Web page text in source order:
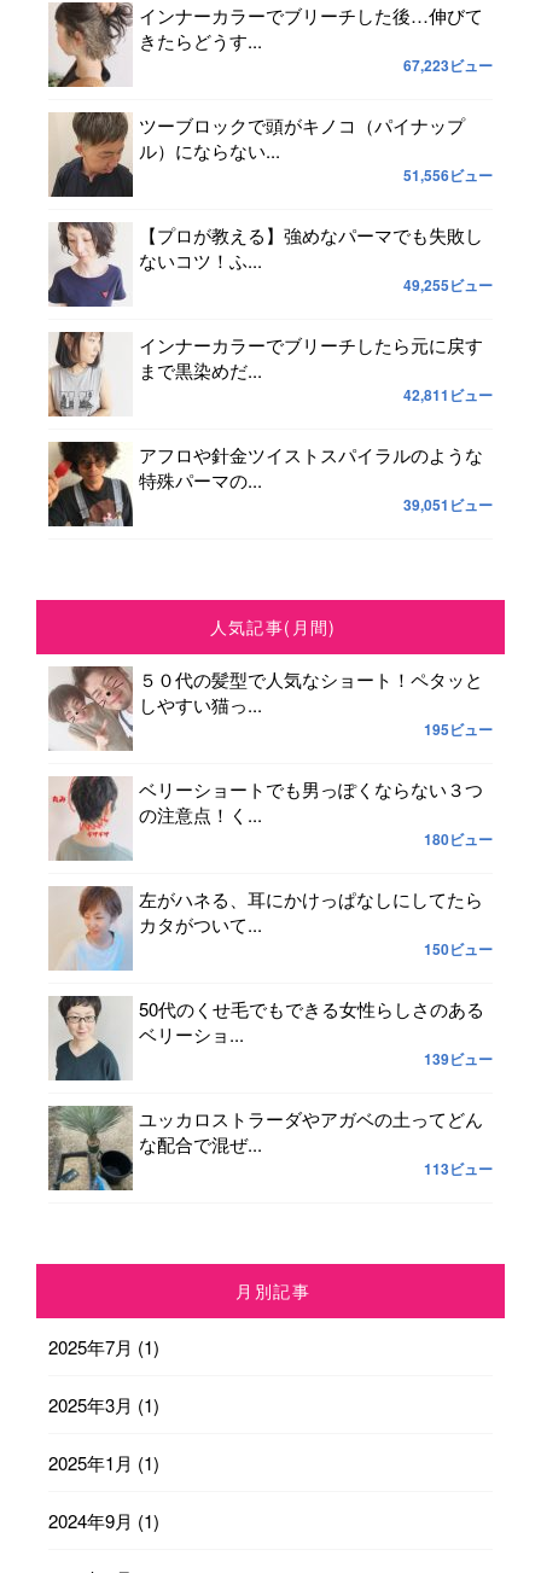
インナーカラーでブリーチした後…伸びて
きたらどうす...
67,223ビュー
ツーブロックで頭がキノコ（パイナップ
ル）にならない...
51,556ビュー
【プロが教える】強めなパーマでも失敗し
ないコツ！ふ...
49,255ビュー
インナーカラーでブリーチしたら元に戻す
まで黒染めだ...
42,811ビュー
アフロや針金ツイストスパイラルのような
特殊パーマの...
39,051ビュー
人気記事(月間)
５０代の髪型で人気なショート！ペタッと
しやすい猫っ...
195ビュー
ベリーショートでも男っぽくならない３つ
の注意点！く...
180ビュー
左がハネる、耳にかけっぱなしにしてたら
カタがついて...
150ビュー
50代のくせ毛でもできる女性らしさのある
ベリーショ...
139ビュー
ユッカロストラーダやアガベの土ってどん
な配合で混ぜ...
113ビュー
月別記事
2025年7月 (1)
2025年3月 (1)
2025年1月 (1)
2024年9月 (1)